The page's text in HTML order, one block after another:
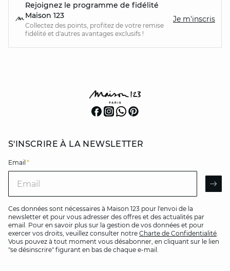
Rejoignez le programme de fidélité
Maison 123
Collectez des points, profitez de votre remise
fidélité et d'autres avantages exclusifs !
Je m'inscris
S'INSCRIRE À LA NEWSLETTER
Email *
Ces données sont nécessaires à Maison 123 pour l'envoi de la
newsletter et pour vous adresser des offres et des actualités par
email. Pour en savoir plus sur la gestion de vos données et pour
exercer vos droits, veuillez consulter notre Charte de Confidentialité.
Vous pouvez à tout moment vous désabonner, en cliquant sur le lien
"se désinscrire" figurant en bas de chaque e-mail.